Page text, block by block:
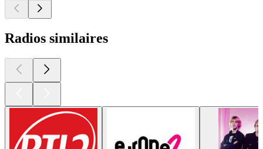
Radios similaires